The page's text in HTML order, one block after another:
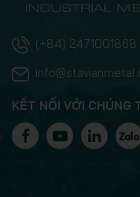
(+84)
KẾT NỐI VỚI CHÚNG